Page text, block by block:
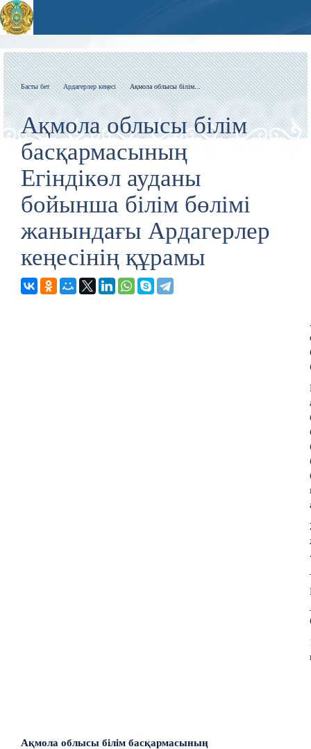
Басты бет Ардагерлер кеңесі Ақмола облысы білім...
Ақмола облысы білім
басқармасының
Егіндікөл ауданы
бойынша білім бөлімі
жанындағы Ардагерлер
кеңесінің құрамы
Ақмола облысы білім басқармасының